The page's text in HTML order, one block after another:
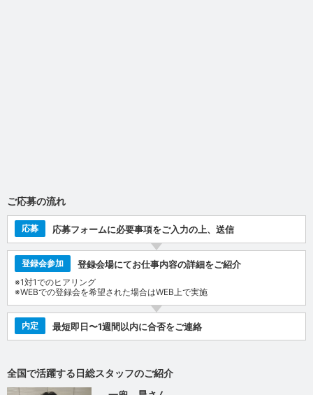
ご応募の流れ
応募 応募フォームに必要事項をご入力の上、送信
登録会参加 登録会場にてお仕事内容の詳細をご紹介
※1対1でのヒアリング
※WEBでの登録会を希望された場合はWEB上で実施
内定 最短即日〜1週間以内に合否をご連絡
全国で活躍する日総スタッフのご紹介